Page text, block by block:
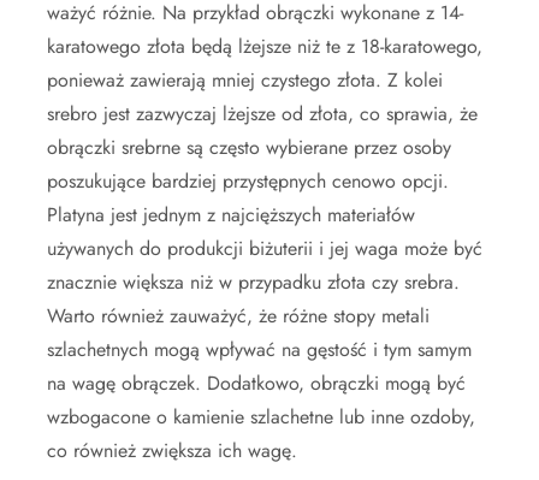
ważyć różnie. Na przykład obrączki wykonane z 14-
karatowego złota będą lżejsze niż te z 18-karatowego,
ponieważ zawierają mniej czystego złota. Z kolei
srebro jest zazwyczaj lżejsze od złota, co sprawia, że
obrączki srebrne są często wybierane przez osoby
poszukujące bardziej przystępnych cenowo opcji.
Platyna jest jednym z najcięższych materiałów
używanych do produkcji biżuterii i jej waga może być
znacznie większa niż w przypadku złota czy srebra.
Warto również zauważyć, że różne stopy metali
szlachetnych mogą wpływać na gęstość i tym samym
na wagę obrączek. Dodatkowo, obrączki mogą być
wzbogacone o kamienie szlachetne lub inne ozdoby,
co również zwiększa ich wagę.